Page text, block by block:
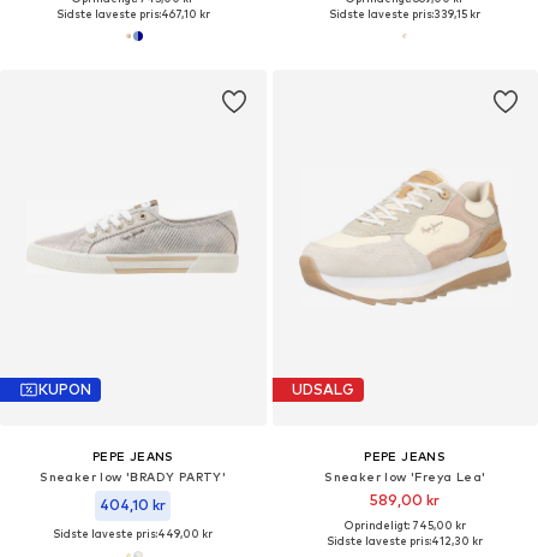
Sidste laveste pris:467,10 kr
Sidste laveste pris:339,15 kr
KUPON
PEPE JEANS
Sneaker low 'BRADY PARTY'
404,10 kr
Sidste laveste pris:449,00 kr
UDSALG
PEPE JEANS
Sneaker low 'Freya Lea'
589,00 kr
Oprindeligt: 745,00 kr
Sidste laveste pris:412,30 kr